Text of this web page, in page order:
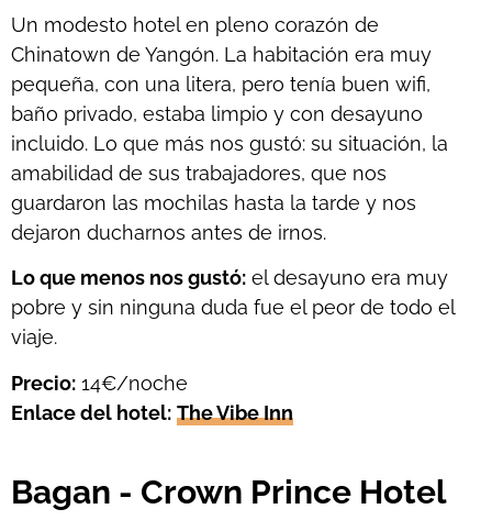
Un modesto hotel en pleno corazón de
Chinatown de Yangón. La habitación era muy
pequeña, con una litera, pero tenía buen wifi,
baño privado, estaba limpio y con desayuno
incluido. Lo que más nos gustó: su situación, la
amabilidad de sus trabajadores, que nos
guardaron las mochilas hasta la tarde y nos
dejaron ducharnos antes de irnos.
Lo que menos nos gustó: el desayuno era muy
pobre y sin ninguna duda fue el peor de todo el
viaje.
Precio: 14€/noche
Enlace del hotel: The Vibe Inn
Bagan - Crown Prince Hotel